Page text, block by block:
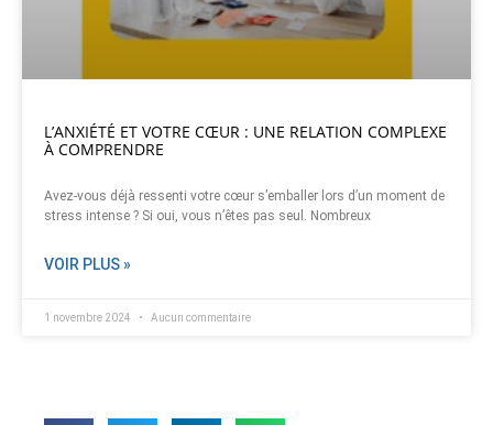
L’ANXIÉTÉ ET VOTRE CŒUR : UNE RELATION COMPLEXE
À COMPRENDRE
Avez-vous déjà ressenti votre cœur s’emballer lors d’un moment de
stress intense ? Si oui, vous n’êtes pas seul. Nombreux
VOIR PLUS »
1 novembre 2024 Aucun commentaire